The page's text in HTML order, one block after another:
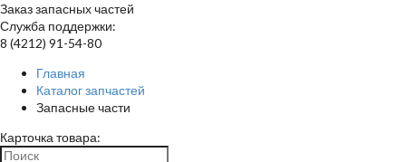
Заказ запасных частей
Служба поддержки:
8 (4212) 91-54-80
Главная
Каталог запчастей
Запасные части
Карточка товара: